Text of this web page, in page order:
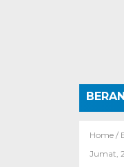
Home /
Jumat,